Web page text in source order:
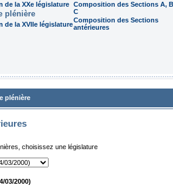
de la XXe législature
plénière
de la XVIIe législature
Composition des Sections A,
C
Composition des Sections
antérieures
plénière
choisissez une législature
03/2000)